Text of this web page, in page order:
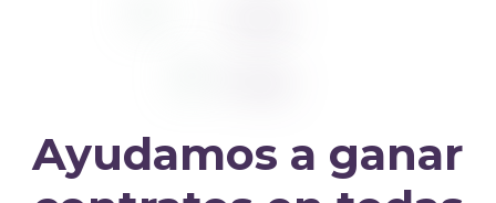
Ayudamos a ganar